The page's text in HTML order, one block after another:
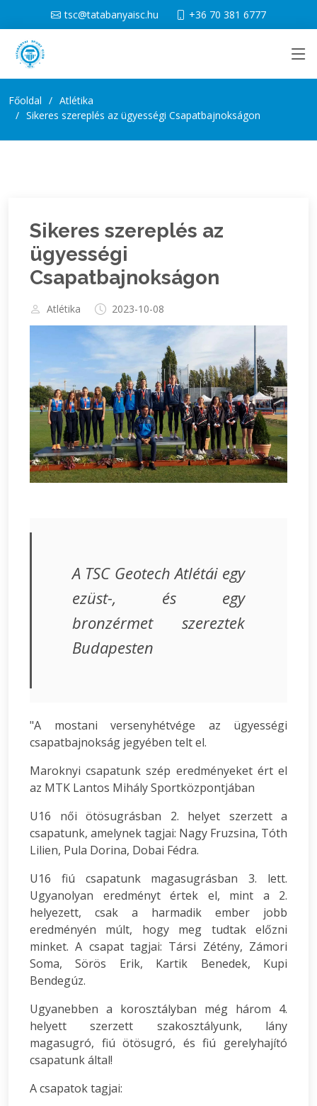
tsc@tatabanyaisc.hu +36 70 381 6777
Főoldal
Atlétika
Sikeres szereplés az ügyességi Csapatbajnokságon
Sikeres szereplés az
ügyességi
Csapatbajnokságon
Atlétika 2023-10-08
A TSC Geotech Atlétái egy
ezüst-, és egy
bronzérmet szereztek
Budapesten
"A mostani versenyhétvége az ügyességi
csapatbajnokság jegyében telt el.
Maroknyi csapatunk szép eredményeket ért el
az MTK Lantos Mihály Sportközpontjában
U16 női ötösugrásban 2. helyet szerzett a
csapatunk, amelynek tagjai: Nagy Fruzsina, Tóth
Lilien, Pula Dorina, Dobai Fédra.
U16 fiú csapatunk magasugrásban 3. lett.
Ugyanolyan eredményt értek el, mint a 2.
helyezett, csak a harmadik ember jobb
eredményén múlt, hogy meg tudtak előzni
minket. A csapat tagjai: Társi Zétény, Zámori
Soma, Sörös Erik, Kartik Benedek, Kupi
Bendegúz.
Ugyanebben a korosztályban még három 4.
helyett szerzett szakosztályunk, lány
magasugró, fiú ötösugró, és fiú gerelyhajító
csapatunk által!
A csapatok tagjai: